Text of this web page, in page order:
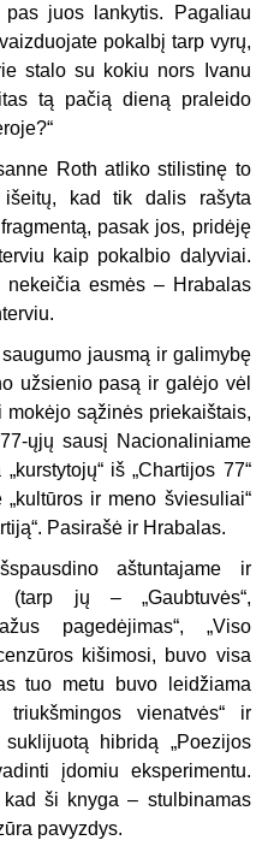
juos lankytis. Pagaliau
pokalbį tarp vyrų,
stalo su kokiu nors Ivanu
tą pačią dieną praleido
Roth atliko stilistinę to
kad tik dalis rašyta
pasak jos, pridėję
kaip pokalbio dalyviai.
esmės – Hrabalas
jausmą ir galimybę
užsienio pasą ir galėjo vėl
sąžinės priekaištais,
ųjų sausį Nacionaliniame
iš „Chartijos 77“
ir meno šviesuliai“
Pasirašė ir Hrabalas.
aštuntajame ir
(tarp jų – „Gaubtuvės“,
pagedėjimas“, „Viso
kišimosi, buvo visa
tuo metu buvo leidžiama
vienatvės“ ir
hibridą „Poezijos
įdomiu eksperimentu.
ši knyga – stulbinamas
pavyzdys.